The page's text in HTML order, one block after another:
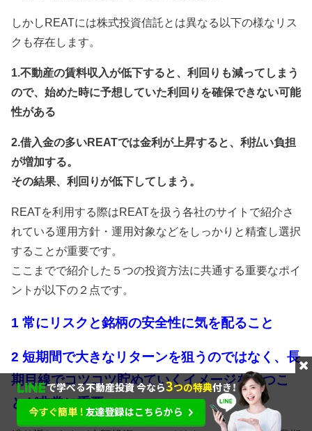
しかしREATには株式投資信託とは異なる以下の様なリス
クも存在します。
1.不動産の賃料収入が低下すると、利回りも減ってしまう
ので、始めた時に予想していた利回りを確保できない可能
性がある
2.借入金の多いREATでは金利が上昇すると、利払い負担
が増加する。
その結果、利回りが低下してしまう。
REATを利用する際はREATを扱う各社のサイトで紹介さ
れている運用方針・運用対象などをしっかりと精査し選択
することが重要です。
ここまでで紹介した５つの投資方法に共通する重要なポイ
ントが以下の２点です。
1 常にリスクと銘柄の安全性に気を配ること
2 短期間で大きなリターンを狙うのではなく、長
期目線でコツコツ貯めていくイメージを持つこ
とが非常に重要